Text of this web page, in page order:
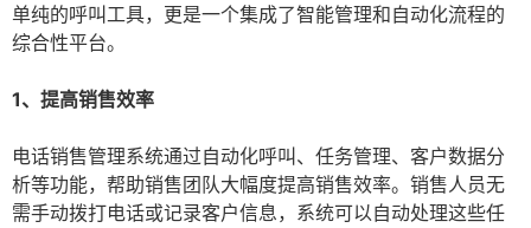
单纯的呼叫工具，更是一个集成了智能管理和自动化流程的
综合性平台。
1、提高销售效率
电话销售管理系统通过自动化呼叫、任务管理、客户数据分
析等功能，帮助销售团队大幅度提高销售效率。销售人员无
需手动拨打电话或记录客户信息，系统可以自动处理这些任